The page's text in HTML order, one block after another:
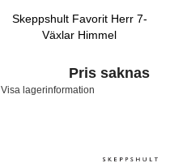
Skeppshult Favorit Herr 7-
Växlar Himmel
Pris saknas
Visa lagerinformation